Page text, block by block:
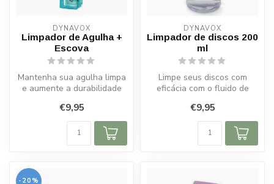
DYNAVOX
Limpador de Agulha +
Escova
Mantenha sua agulha limpa
e aumente a durabilidade
Esco...
€9,95
DYNAVOX
Limpador de discos 200
ml
Limpe seus discos com
eficácia com o fluido de
Remove...
€9,95
-20%